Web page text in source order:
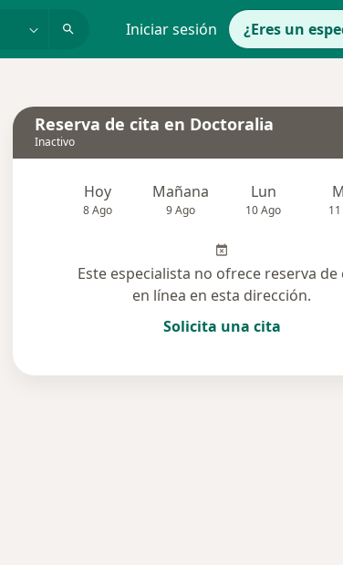
Iniciar sesión ¿Eres un
Reserva de cita en Doctoralia
Inactivo
Hoy
8 Ago
Mañana
9 Ago
Lun
10 Ago
Este especialista no ofrece reserva de
en línea en esta dirección.
Solicita una cita